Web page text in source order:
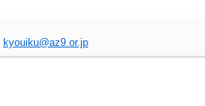
kyouiku@az9.or.jp